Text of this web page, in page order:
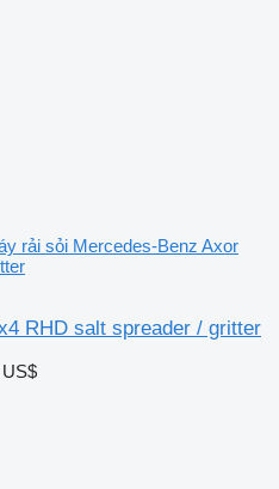
rải sỏi Mercedes-Benz Axor
RHD salt spreader / gritter